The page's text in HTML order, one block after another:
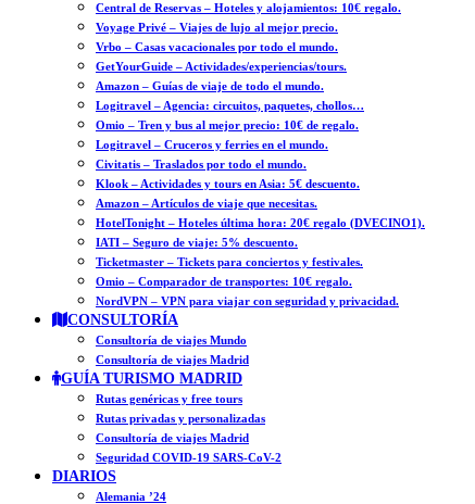
Central de Reservas – Hoteles y alojamientos: 10€ regalo.
Voyage Privé – Viajes de lujo al mejor precio.
Vrbo – Casas vacacionales por todo el mundo.
GetYourGuide – Actividades/experiencias/tours.
Amazon – Guías de viaje de todo el mundo.
Logitravel – Agencia: circuitos, paquetes, chollos…
Omio – Tren y bus al mejor precio: 10€ de regalo.
Logitravel – Cruceros y ferries en el mundo.
Civitatis – Traslados por todo el mundo.
Klook – Actividades y tours en Asia: 5€ descuento.
Amazon – Artículos de viaje que necesitas.
HotelTonight – Hoteles última hora: 20€ regalo (DVECINO1).
IATI – Seguro de viaje: 5% descuento.
Ticketmaster – Tickets para conciertos y festivales.
Omio – Comparador de transportes: 10€ regalo.
NordVPN – VPN para viajar con seguridad y privacidad.
CONSULTORÍA
Consultoría de viajes Mundo
Consultoría de viajes Madrid
GUÍA TURISMO MADRID
Rutas genéricas y free tours
Rutas privadas y personalizadas
Consultoría de viajes Madrid
Seguridad COVID-19 SARS-CoV-2
DIARIOS
Alemania ’24